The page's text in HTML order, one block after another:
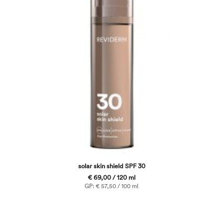
solar skin shield SPF 30
€ 69,00 / 120 ml
GP: € 57,50 / 100 ml